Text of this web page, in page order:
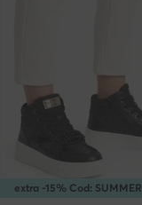
extra -15% Cod: SUMMER